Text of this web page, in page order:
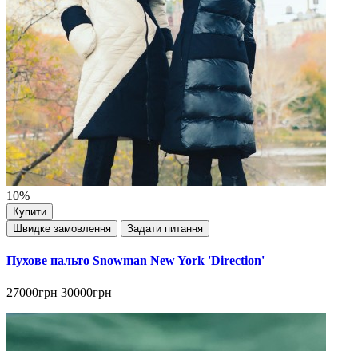
10%
Купити
Швидке замовлення
Задати питання
Пухове пальто Snowman New York 'Direction'
27000грн 30000грн